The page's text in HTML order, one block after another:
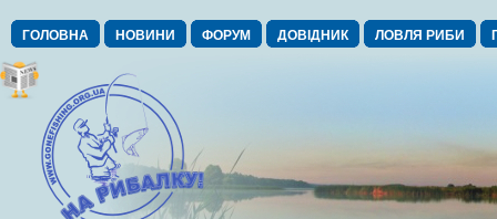
ГОЛОВНА НОВИНИ ФОРУМ ДОВІДНИК ЛОВЛЯ РИБИ